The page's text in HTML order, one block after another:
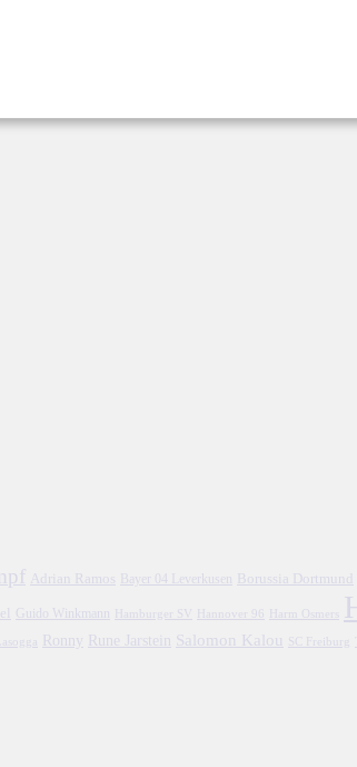
Adrian Ramos Bayer 04 Leverkusen Borussia Dortmund
Guido Winkmann Hamburger SV
Ronny Rune Jarstein Salomon Kalou SC Freiburg